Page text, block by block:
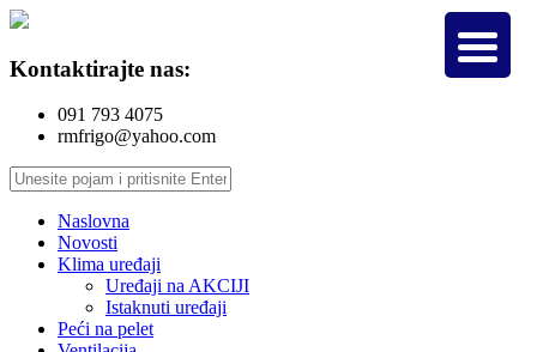
Kontaktirajte nas:
091 793 4075
rmfrigo@yahoo.com
Naslovna
Novosti
Klima uređaji
Uređaji na AKCIJI
Istaknuti uređaji
Peći na pelet